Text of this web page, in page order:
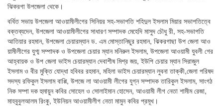
ঝিকরগা উপজেলা থেকে।
বর্ধিত সভায় উপজেলা আওয়ামীলীগের সিনিয়র সহ-সভাপতি শহিদুল ইসলাম মিয়ার সভাপতিত্বে
বক্তব্যদেন, উপজেলা আওয়ামীলীগের সাধারণ সম্পাদক মেহেদি মাসুদ চৌধু রী, সহ-সভাপতি
আতিয়ার রহমান, উপজেলা চেয়ারম্যান ড. এম মোস্তানিছুর রহমান, ঝিকরগাছা উপ জেলা আও
য়ামীলীগের যুগ্ম সম্পাদক ও উপজেলা চেয়ার ম্যান মনিরুল ইসলাম, উপজেলা আওয়ামী যুবলী গের
আহ্বায়ক ও উপ জেলা ভাইস চেয়ারম্যান দেবাশীষ মিশ্র জয়, ইউপি চেয়ার ম্যান সিরাজুল
ইসলাম ও বীর মুক্তি যোদ্ধা হবিবর রহমান, মহিলা ভাইস চেয়ারম্যান লুবনা তাক্কী,জেলা পরিষদ
সদস্য রফিকুল ইসলাম বাপ্পি, উপজে লা আওয়ামী লীগের যুগ্ন সম্পাদক তারিকুল ইসলাম, সাংগঠ
নিক সম্পা দক হুমায়ুন কবির সোহেল ও সোলাইমান হোসেন, আওয়ামী লীগ নেতা শামীম রেজা,
মাহবুবুলআলম রিংকু, ইউনিয়ন আওয়ামীলীগ নেতা মামুন কবির প্রমূখ।